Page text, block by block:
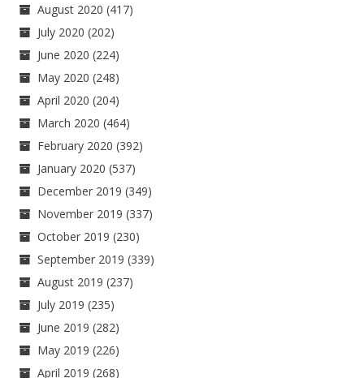
August 2020 (417)
July 2020 (202)
June 2020 (224)
May 2020 (248)
April 2020 (204)
March 2020 (464)
February 2020 (392)
January 2020 (537)
December 2019 (349)
November 2019 (337)
October 2019 (230)
September 2019 (339)
August 2019 (237)
July 2019 (235)
June 2019 (282)
May 2019 (226)
April 2019 (268)